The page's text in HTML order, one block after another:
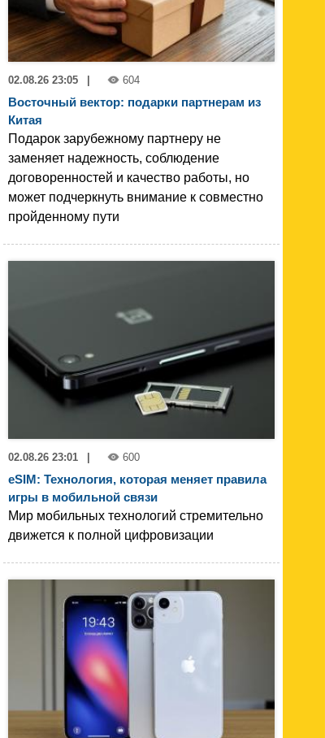
02.08.26 23:05 604
Восточный вектор: подарки партнерам из
Китая
Подарок зарубежному партнеру не
заменяет надежность, соблюдение
договоренностей и качество работы, но
может подчеркнуть внимание к совместно
пройденному пути
02.08.26 23:01 | 600
eSIM: Технология, которая меняет правила
игры в мобильной связи
Мир мобильных технологий стремительно
движется к полной цифровизации